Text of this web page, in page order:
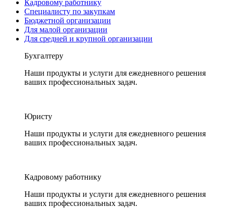
Кадровому работнику
Специалисту по закупкам
Бюджетной организации
Для малой организации
Для средней и крупной организации
Бухгалтеру
Наши продукты и услуги для ежедневного решения
ваших профессиональных задач.
Юристу
Наши продукты и услуги для ежедневного решения
ваших профессиональных задач.
Кадровому работнику
Наши продукты и услуги для ежедневного решения
ваших профессиональных задач.